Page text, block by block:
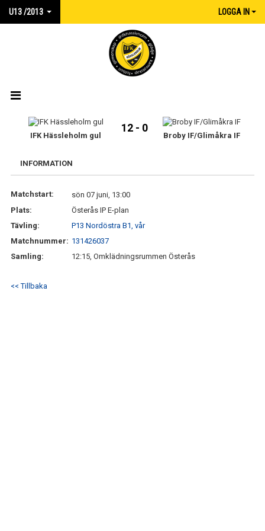
U13 /2013 LOGGA IN
MATCHER
TRUPPEN
KONTAKT
IFK Hässleholm gul
12 - 0
Broby IF/Glimåkra IF
INFORMATION
Matchstart:
sön 07 juni, 13:00
Plats:
Österås IP E-plan
Tävling:
P13 Nordöstra B1, vår
Matchnummer: 131426037
Samling:
12:15, Omklädningsrummen Österås
<< Tillbaka